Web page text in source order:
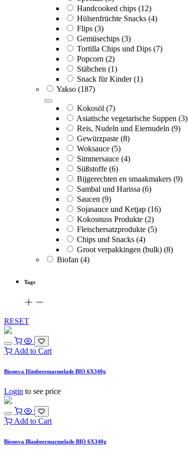
Handcooked chips (12)
Hülsenfrüchte Snacks (4)
Flips (3)
Gemüsechips (3)
Tortilla Chips und Dips (7)
Popcorn (2)
Stäbchen (1)
Snack für Kinder (1)
Yakso (187)
Kokosöl (7)
Asiatische vegetarische Suppen (3)
Reis, Nudeln und Eiernudeln (9)
Gewürzpaste (8)
Woksauce (5)
Simmersauce (4)
Süßstoffe (6)
Bijgerechten en smaakmakers (9)
Sambal und Harissa (6)
Saucen (9)
Sojasauce und Ketjap (16)
Kokosnuss Produkte (2)
Fleischersatzprodukte (5)
Chips und Snacks (4)
Groot verpakkingen (bulk) (8)
Biofan (4)
Tags
RESET
Add to Cart
Bionova Himbeermarmelade BIO 6X340g
Login to see price
Add to Cart
Bionova Blaubeermarmelade BIO 6X340g